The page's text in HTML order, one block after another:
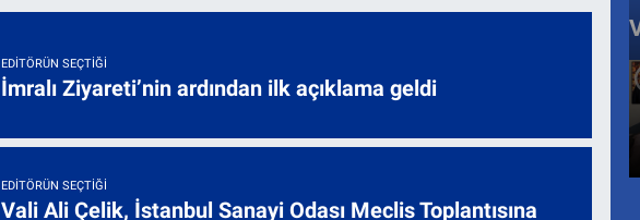
EDITÖRÜN SEÇTIĞI
İmralı Ziyareti’nin ardından ilk açıklama geldi
EDITÖRÜN SEÇTIĞI
Vali Ali Çelik, İstanbul Sanayi Odası Meclis Toplantısına